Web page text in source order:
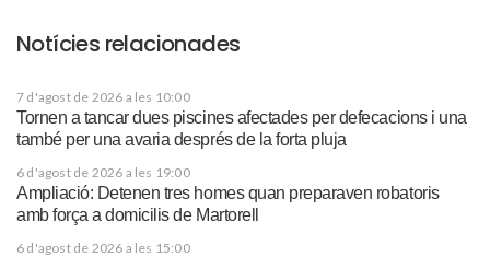
Notícies relacionades
7 d'agost de 2026 a les 10:00
Tornen a tancar dues piscines afectades per defecacions i una
també per una avaria després de la forta pluja
6 d'agost de 2026 a les 19:00
Ampliació: Detenen tres homes quan preparaven robatoris
amb força a domicilis de Martorell
6 d'agost de 2026 a les 15:00